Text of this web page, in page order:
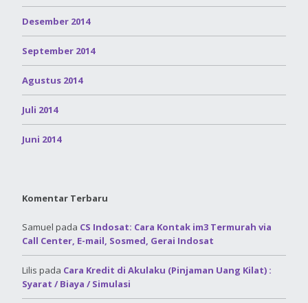
Desember 2014
September 2014
Agustus 2014
Juli 2014
Juni 2014
Komentar Terbaru
Samuel pada CS Indosat: Cara Kontak im3 Termurah via
Call Center, E-mail, Sosmed, Gerai Indosat
Lilis pada Cara Kredit di Akulaku (Pinjaman Uang Kilat) :
Syarat / Biaya / Simulasi